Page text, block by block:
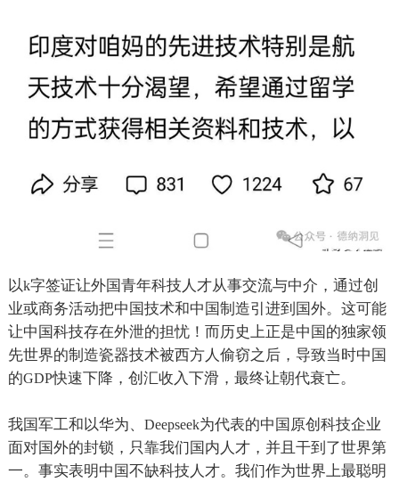
以k字签证让外国青年科技人才从事交流与中介，通过创
业或商务活动把中国技术和中国制造引进到国外。这可能
让中国科技存在外泄的担忧！而历史上正是中国的独家领
先世界的制造瓷器技术被西方人偷窃之后，导致当时中国
的GDP快速下降，创汇收入下滑，最终让朝代衰亡。
我国军工和以华为、 Deepseek为代表的中国原创科技企业
面对国外的封锁，只靠我们国内人才，并且干到了世界第
一。事实表明中国不缺科技人才。我们作为世界上最聪明